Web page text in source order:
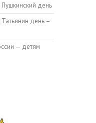
день
день –
— детям